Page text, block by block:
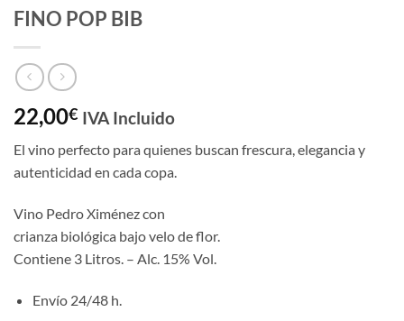
FINO POP BIB
22,00€ IVA Incluido
El vino perfecto para quienes buscan frescura, elegancia y
autenticidad en cada copa.
Vino Pedro Ximénez con
crianza biológica bajo velo de flor.
Contiene 3 Litros. – Alc. 15% Vol.
Envío 24/48 h.